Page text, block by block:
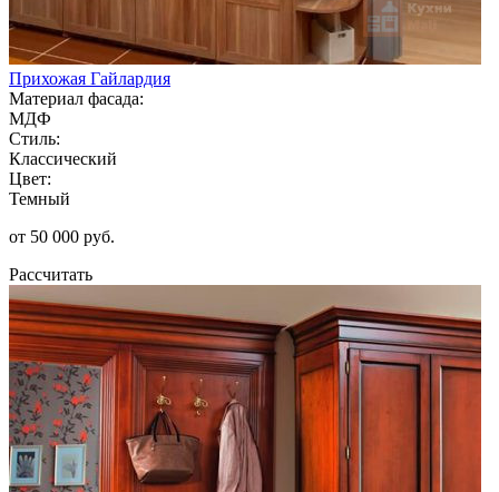
Прихожая Гайлардия
Материал фасада:
МДФ
Стиль:
Классический
Цвет:
Темный
от 50 000 руб.
Рассчитать